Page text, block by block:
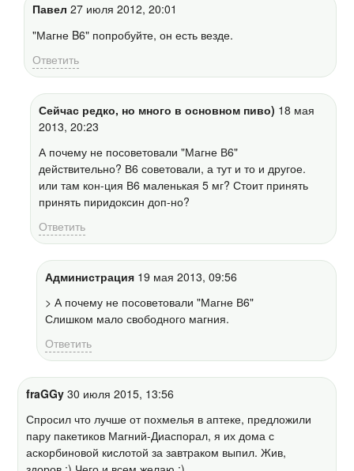
Павел 27 июля 2012, 20:01
"Магне B6" попробуйте, он есть везде.
Ответить
Сейчас редко, но много в основном пиво) 18 мая
2013, 20:23
А почему не посоветовали "Магне В6"
действительно? В6 советовали, а тут и то и другое.
или там кон-ция В6 маленькая 5 мг? Стоит принять
принять пиридоксин доп-но?
Ответить
Администрация 19 мая 2013, 09:56
> А почему не посоветовали "Магне В6"
Слишком мало свободного магния.
Ответить
fraGGy 30 июля 2015, 13:56
Спросил что лучше от похмелья в аптеке, предложили
пару пакетиков Магний-Диаспорал, я их дома с
аскорбиновой кислотой за завтраком выпил. Жив,